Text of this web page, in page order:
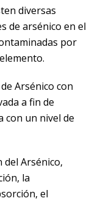
diversas
de arsénico en el
por
Arsénico con
a fin de
con un nivel de
del Arsénico,
la
el